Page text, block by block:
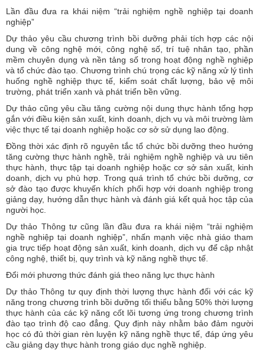
Lần đầu đưa ra khái niệm “trải nghiệm nghề nghiệp tại doanh
nghiệp”
Dự thảo yêu cầu chương trình bồi dưỡng phải tích hợp các nội
dung về công nghệ mới, công nghệ số, trí tuệ nhân tạo, phần
mềm chuyên dụng và nền tảng số trong hoạt động nghề nghiệp
và tổ chức đào tạo. Chương trình chú trọng các kỹ năng xử lý tình
huống nghề nghiệp thực tế, kiểm soát chất lượng, bảo vệ môi
trường, phát triển xanh và phát triển bền vững.
Dự thảo cũng yêu cầu tăng cường nội dung thực hành tổng hợp
gắn với điều kiện sản xuất, kinh doanh, dịch vụ và môi trường làm
việc thực tế tại doanh nghiệp hoặc cơ sở sử dụng lao động.
Đồng thời xác định rõ nguyên tắc tổ chức bồi dưỡng theo hướng
tăng cường thực hành nghề, trải nghiệm nghề nghiệp và ưu tiên
thực hành, thực tập tại doanh nghiệp hoặc cơ sở sản xuất, kinh
doanh, dịch vụ phù hợp. Trong quá trình tổ chức bồi dưỡng, cơ
sở đào tạo được khuyến khích phối hợp với doanh nghiệp trong
giảng dạy, hướng dẫn thực hành và đánh giá kết quả học tập của
người học.
Dự thảo Thông tư cũng lần đầu đưa ra khái niệm “trải nghiệm
nghề nghiệp tại doanh nghiệp”, nhấn mạnh việc nhà giáo tham
gia trực tiếp hoạt động sản xuất, kinh doanh, dịch vụ để cập nhật
công nghệ, thiết bị, quy trình và kỹ năng nghề thực tế.
Đổi mới phương thức đánh giá theo năng lực thực hành
Dự thảo Thông tư quy định thời lượng thực hành đối với các kỹ
năng trong chương trình bồi dưỡng tối thiểu bằng 50% thời lượng
thực hành của các kỹ năng cốt lõi tương ứng trong chương trình
đào tạo trình độ cao đẳng. Quy định này nhằm bảo đảm người
học có đủ thời gian rèn luyện kỹ năng nghề thực tế, đáp ứng yêu
cầu giảng dạy thực hành trong giáo dục nghề nghiệp.